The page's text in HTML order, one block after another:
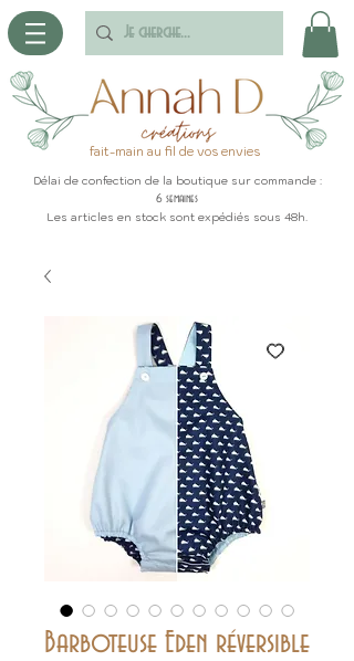
fait-main au fil de vos envies
Délai de confection de la boutique sur commande :
6 semaines
Les articles en stock sont expédiés sous 48h.
Barboteuse Eden réversible